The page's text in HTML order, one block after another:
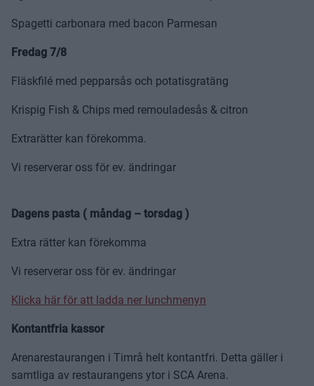
Spagetti carbonara med bacon Parmesan
Fredag 7/8
Fläskfilé med pepparsås och potatisgratäng
Krispig Fish & Chips med remouladesås & citron
Extrarätter kan förekomma.
Vi reserverar oss för ev. ändringar
Dagens pasta ( måndag – torsdag )
Extra rätter kan förekomma
Vi reserverar oss för ev. ändringar
Klicka här för att ladda ner lunchmenyn
Kontantfria kassor
Arenarestaurangen i Timrå helt kontantfri. Detta gäller i
samtliga av restaurangens ytor i SCA Arena.